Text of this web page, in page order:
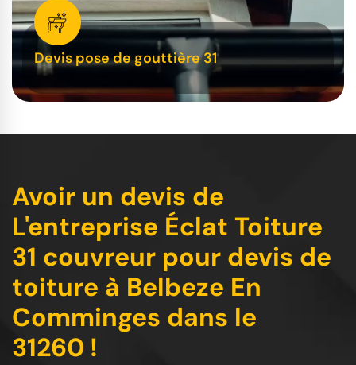
Devis pose de gouttière 31
Avoir un devis de
L'entreprise Éclat Toiture
31 couvreur pour devis de
toiture à Belbeze En
Comminges dans le
31260 !